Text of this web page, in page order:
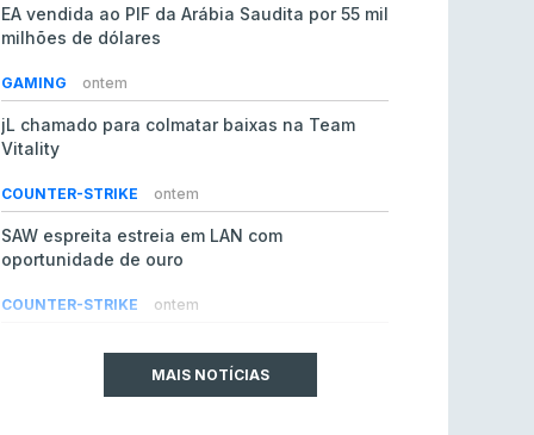
EA vendida ao PIF da Arábia Saudita por 55 mil
milhões de dólares
GAMING ontem
jL chamado para colmatar baixas na Team
Vitality
COUNTER-STRIKE ontem
SAW espreita estreia em LAN com
oportunidade de ouro
COUNTER-STRIKE ontem
do Counter-Strike 2MAIS NOTÍCIAS